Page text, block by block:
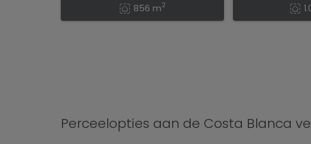
856 m2
Perceelopties aan de Costa Blanca